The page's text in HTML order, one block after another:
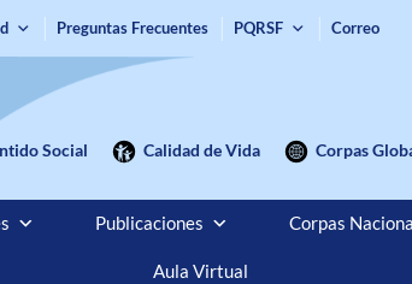
Preguntas Frecuentes PQRSF Correo
Social Calidad de Vida Corpas
Publicaciones Corpas
Aula Virtual